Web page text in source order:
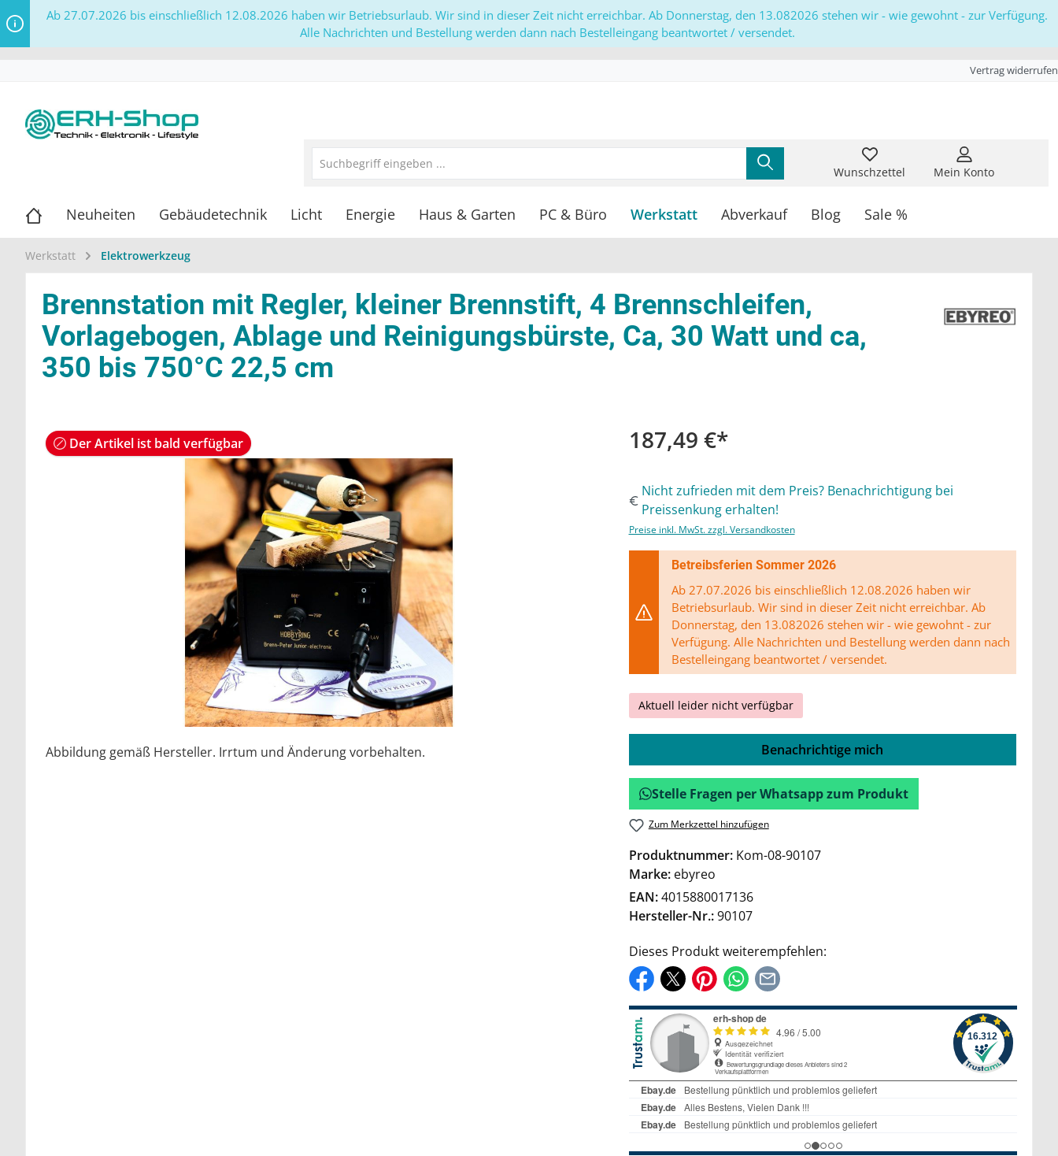
Ab 27.07.2026 bis einschließlich 12.08.2026 haben wir Betriebsurlaub. Wir sind in dieser Zeit nicht erreichbar. Ab Donnerstag, den 13.082026 stehen wir - wie gewohnt - zur Verfügung.
Alle Nachrichten und Bestellung werden dann nach Bestelleingang beantwortet / versendet.
Vertrag widerrufen
Wunschzettel Mein Konto
Neuheiten Gebäudetechnik Licht Energie Haus & Garten PC & Büro Werkstatt Abverkauf Blog Sale %
Werkstatt Elektrowerkzeug
Brennstation mit Regler, kleiner Brennstift, 4 Brennschleifen,
Vorlagebogen, Ablage und Reinigungsbürste, Ca, 30 Watt und ca,
350 bis 750°C 22,5 cm
Der Artikel ist bald verfügbar
Abbildung gemäß Hersteller. Irrtum und Änderung vorbehalten.
187,49 €*
Nicht zufrieden mit dem Preis? Benachrichtigung bei
Preissenkung erhalten!
Preise inkl. MwSt. zzgl. Versandkosten
Betreibsferien Sommer 2026
Ab 27.07.2026 bis einschließlich 12.08.2026 haben wir
Betriebsurlaub. Wir sind in dieser Zeit nicht erreichbar. Ab
Donnerstag, den 13.082026 stehen wir - wie gewohnt - zur
Verfügung. Alle Nachrichten und Bestellung werden dann nach
Bestelleingang beantwortet / versendet.
Aktuell leider nicht verfügbar
Benachrichtige mich
Stelle Fragen per Whatsapp zum Produkt
Zum Merkzettel hinzufügen
Produktnummer: Kom-08-90107
Marke: ebyreo
EAN:4015880017136
Hersteller-Nr.:90107
Dieses Produkt weiterempfehlen: